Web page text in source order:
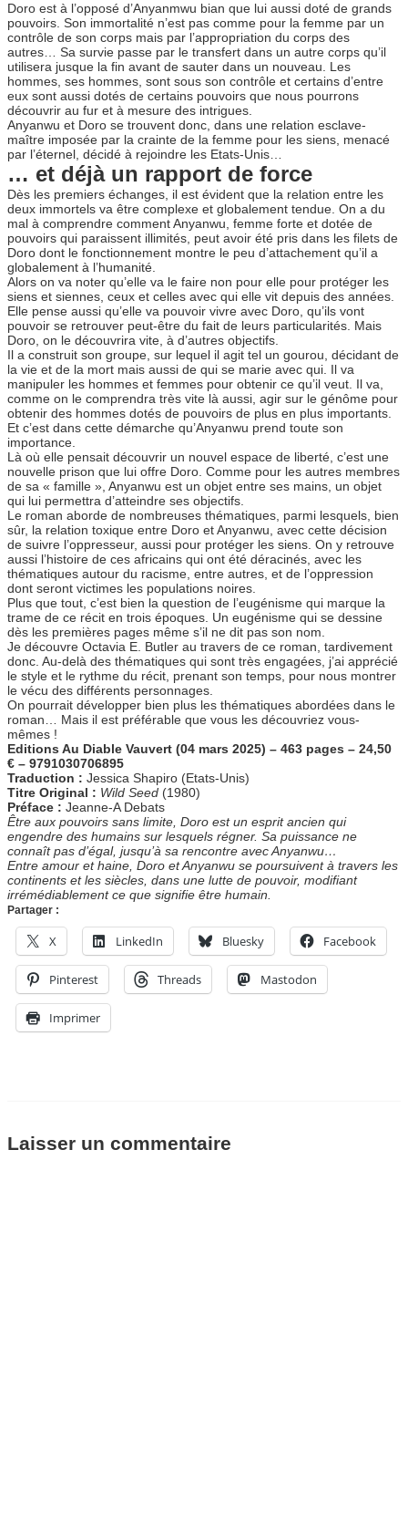
Doro est à l’opposé d’Anyanmwu bian que lui aussi doté de grands
pouvoirs. Son immortalité n’est pas comme pour la femme par un
contrôle de son corps mais par l’appropriation du corps des
autres… Sa survie passe par le transfert dans un autre corps qu’il
utilisera jusque la fin avant de sauter dans un nouveau. Les
hommes, ses hommes, sont sous son contrôle et certains d’entre
eux sont aussi dotés de certains pouvoirs que nous pourrons
découvrir au fur et à mesure des intrigues.
Anyanwu et Doro se trouvent donc, dans une relation esclave-
maître imposée par la crainte de la femme pour les siens, menacé
par l’éternel, décidé à rejoindre les Etats-Unis…
… et déjà un rapport de force
Dès les premiers échanges, il est évident que la relation entre les
deux immortels va être complexe et globalement tendue. On a du
mal à comprendre comment Anyanwu, femme forte et dotée de
pouvoirs qui paraissent illimités, peut avoir été pris dans les filets de
Doro dont le fonctionnement montre le peu d’attachement qu’il a
globalement à l’humanité.
Alors on va noter qu’elle va le faire non pour elle pour protéger les
siens et siennes, ceux et celles avec qui elle vit depuis des années.
Elle pense aussi qu’elle va pouvoir vivre avec Doro, qu’ils vont
pouvoir se retrouver peut-être du fait de leurs particularités. Mais
Doro, on le découvrira vite, à d’autres objectifs.
Il a construit son groupe, sur lequel il agit tel un gourou, décidant de
la vie et de la mort mais aussi de qui se marie avec qui. Il va
manipuler les hommes et femmes pour obtenir ce qu’il veut. Il va,
comme on le comprendra très vite là aussi, agir sur le génôme pour
obtenir des hommes dotés de pouvoirs de plus en plus importants.
Et c’est dans cette démarche qu’Anyanwu prend toute son
importance.
Là où elle pensait découvrir un nouvel espace de liberté, c’est une
nouvelle prison que lui offre Doro. Comme pour les autres membres
de sa « famille », Anyanwu est un objet entre ses mains, un objet
qui lui permettra d’atteindre ses objectifs.
Le roman aborde de nombreuses thématiques, parmi lesquels, bien
sûr, la relation toxique entre Doro et Anyanwu, avec cette décision
de suivre l’oppresseur, aussi pour protéger les siens. On y retrouve
aussi l’histoire de ces africains qui ont été déracinés, avec les
thématiques autour du racisme, entre autres, et de l’oppression
dont seront victimes les populations noires.
Plus que tout, c’est bien la question de l’eugénisme qui marque la
trame de ce récit en trois époques. Un eugénisme qui se dessine
dès les premières pages même s’il ne dit pas son nom.
Je découvre Octavia E. Butler au travers de ce roman, tardivement
donc. Au-delà des thématiques qui sont très engagées, j’ai apprécié
le style et le rythme du récit, prenant son temps, pour nous montrer
le vécu des différents personnages.
On pourrait développer bien plus les thématiques abordées dans le
roman… Mais il est préférable que vous les découvriez vous-
mêmes !
Editions Au Diable Vauvert (04 mars 2025) – 463 pages – 24,50
€ – 9791030706895
Traduction : Jessica Shapiro (Etats-Unis)
Titre Original : Wild Seed (1980)
Préface : Jeanne-A Debats
Être aux pouvoirs sans limite, Doro est un esprit ancien qui
engendre des humains sur lesquels régner. Sa puissance ne
connaît pas d’égal, jusqu’à sa rencontre avec Anyanwu…
Entre amour et haine, Doro et Anyanwu se poursuivent à travers les
continents et les siècles, dans une lutte de pouvoir, modifiant
irrémédiablement ce que signifie être humain.
Partager :
X LinkedIn Bluesky Facebook
Pinterest Threads Mastodon
Imprimer
Laisser un commentaire